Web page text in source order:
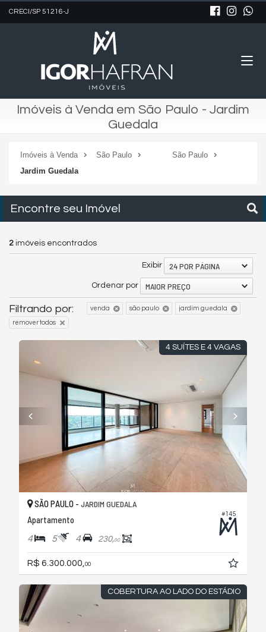
CRECI/SP 51216-J
Imóveis à Venda em São Paulo - Jardim
Guedala
Imóveis à Venda São Paulo
São Paulo
Jardim Guedala
Encontre seu Imóvel
2 imóveis encontrados
Exibir 24 POR PÁGINA
Ordenar por MAIOR PREÇO
Filtrando por: venda são paulo jardim guedala
remover todos
4 SUÍTES E 4 VAGAS
#145
SÃO PAULO - JARDIM GUEDALA
Apartamento
4 5 4 230,00
R$ 6.300.000, 00
COBERTURA AO LADO DO ESTÁDIO